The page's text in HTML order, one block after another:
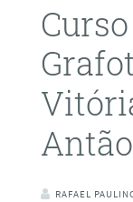
Antão
RAFAEL